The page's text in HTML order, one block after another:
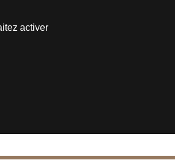
activer